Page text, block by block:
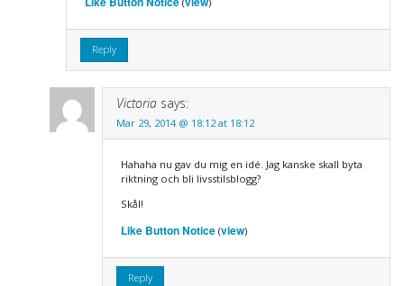
Reply
Victoria says:
Mar 29, 2014 @ 18:12 at 18:12
Hahaha nu gav du mig en idé. Jag kanske skall byta
riktning och bli livsstilsblogg?
Skål!
Like Button Notice(view)
Reply